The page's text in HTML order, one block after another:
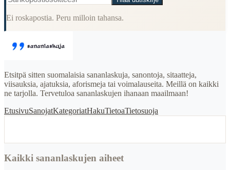
Ei roskapostia. Peru milloin tahansa.
Etsitpä sitten suomalaisia sananlaskuja, sanontoja, sitaatteja,
viisauksia, ajatuksia, aforismeja tai voimalauseita. Meillä on kaikki
ne tarjolla. Tervetuloa sananlaskujen ihanaan maailmaan!
EtusivuSanojatKategoriatHakuTietoaTietosuoja
Kaikki sananlaskujen aiheet